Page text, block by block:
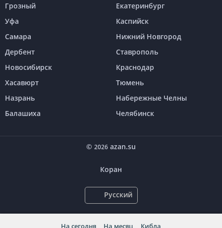
На сегодня На месяц Кибла
Грозный
Екатеринбург
Уфа
Каспийск
Самара
Нижний Новгород
Дербент
Ставрополь
Новосибирск
Краснодар
Хасавюрт
Тюмень
Назрань
Набережные Челны
Балашиха
Челябинск
© 2026 azan.su
Коран
Русский